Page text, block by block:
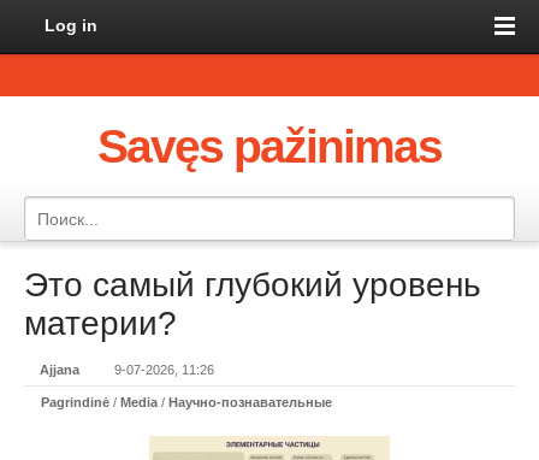
Log in
Savęs pažinimas
Это самый глубокий уровень
материи?
Ajjana 9-07-2026, 11:26
Pagrindinė / Media / Научно-познавательные